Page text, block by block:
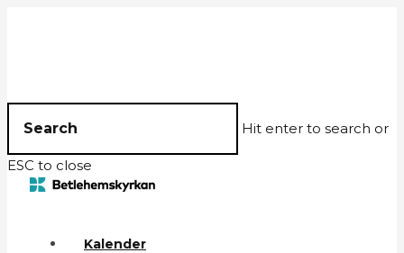
Hit enter to search or
ESC to close
Kalender